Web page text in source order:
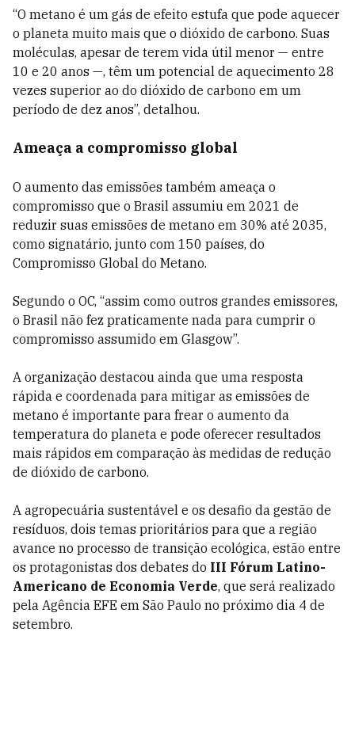
“O metano é um gás de efeito estufa que pode aquecer
o planeta muito mais que o dióxido de carbono. Suas
moléculas, apesar de terem vida útil menor — entre
10 e 20 anos —, têm um potencial de aquecimento 28
vezes superior ao do dióxido de carbono em um
período de dez anos”, detalhou.
Ameaça a compromisso global
O aumento das emissões também ameaça o
compromisso que o Brasil assumiu em 2021 de
reduzir suas emissões de metano em 30% até 2035,
como signatário, junto com 150 países, do
Compromisso Global do Metano.
Segundo o OC, “assim como outros grandes emissores,
o Brasil não fez praticamente nada para cumprir o
compromisso assumido em Glasgow”.
A organização destacou ainda que uma resposta
rápida e coordenada para mitigar as emissões de
metano é importante para frear o aumento da
temperatura do planeta e pode oferecer resultados
mais rápidos em comparação às medidas de redução
de dióxido de carbono.
A agropecuária sustentável e os desafio da gestão de
resíduos, dois temas prioritários para que a região
avance no processo de transição ecológica, estão entre
os protagonistas dos debates do III Fórum Latino-
Americano de Economia Verde, que será realizado
pela Agência EFE em São Paulo no próximo dia 4 de
setembro.